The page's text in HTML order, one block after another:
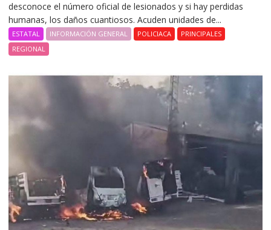
desconoce el número oficial de lesionados y si hay perdidas
humanas, los daños cuantiosos. Acuden unidades de...
ESTATAL INFORMACIÓN GENERAL POLICIACA
PRINCIPALES
REGIONAL